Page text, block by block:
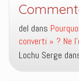
del dans
converti » ? Ne
Lochu Serge